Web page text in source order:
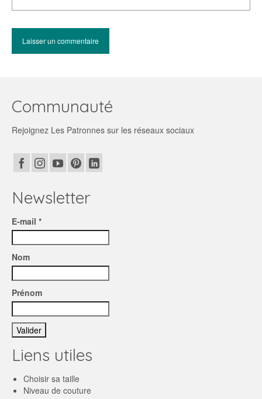
Communauté
Rejoignez Les Patronnes sur les réseaux sociaux
Newsletter
E-mail *
Nom
Prénom
Liens utiles
Choisir sa taille
Niveau de couture